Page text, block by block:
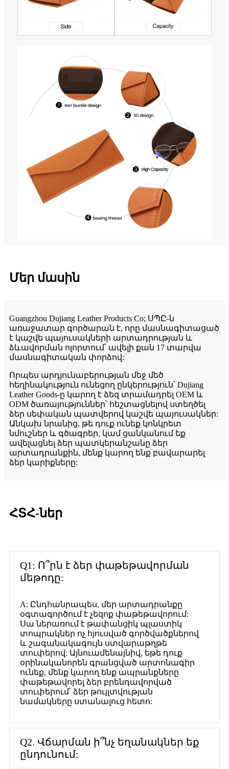
Մեր մասին
Guangzhou Dujiang Leather Products Co; ՍՊԸ-ն
առաջատար գործարան է, որը մասնագիտացած
է կաշվե պայուսակների արտադրության և
ձևավորման ոլորտում՝ ավելի քան 17 տարվա
մասնագիտական ​​փորձով:
Որպես արդյունաբերության մեջ մեծ
հեղինակություն ունեցող ընկերություն՝ Dujiang
Leather Goods-ը կարող է ձեզ տրամադրել OEM և
ODM ծառայություններ՝ հեշտացնելով ստեղծել
ձեր սեփական պատվերով կաշվե պայուսակներ:
Անկախ նրանից, թե դուք ունեք կոնկրետ
նմուշներ և գծագրեր, կամ ցանկանում եք
ավելացնել ձեր պատկերանշանը ձեր
արտադրանքին, մենք կարող ենք բավարարել
ձեր կարիքները:
ՀՏՀ-ներ
Q1: Ո՞րն է ձեր փաթեթավորման
մեթոդը:
A: Ընդհանրապես, մեր արտադրանքը
օգտագործում է չեզոք փաթեթավորում:
Սա ներառում է թափանցիկ պլաստիկ
տոպրակներ ոչ հյուսված գործվածքներով
և շագանակագույն ստվարաթղթե
տուփերով: Այնուամենայնիվ, եթե դուք
օրինականորեն գրանցված արտոնագիր
ունեք, մենք կարող ենք ապրանքները
փաթեթավորել ձեր բրենդավորված
տուփերում՝ ձեր թույլտվության
նամակները ստանալուց հետո:
Q2. Վճարման ի՞նչ եղանակներ եք
ընդունում: